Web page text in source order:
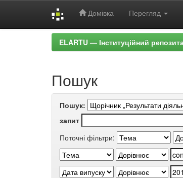
Домівка Перегляд
ELARTU — Інституційний
Пошук
Пошук:
запит
Поточні фільтри: